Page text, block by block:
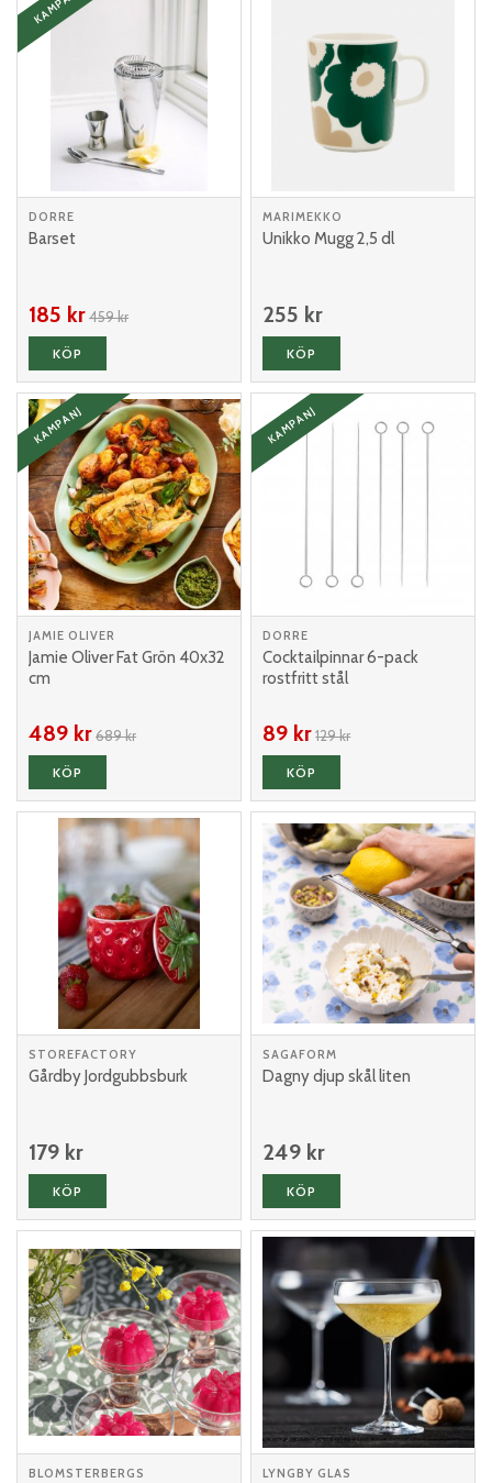
DORRE
Barset
185 kr459 kr
KÖP
MARIMEKKO
Unikko Mugg 2,5 dl
255 kr
KÖP
JAMIE OLIVER
Jamie Oliver Fat Grön 40x32
cm
KAMPANJ
489 kr689 kr
KÖP
DORRE
Cocktailpinnar 6-pack
rostfritt stål
KAMPANJ
89 kr 129 kr
KÖP
STOREFACTORY
Gårdby Jordgubbsburk
179 kr
KÖP
SAGAFORM
Dagny djup skål liten
249 kr
KÖP
BLOMSTERBERGS LYNGBY GLAS